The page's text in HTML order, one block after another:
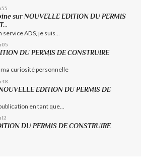
sur NOUVELLE EDITION DU PERMIS
ADS, je suis...
DU PERMIS DE CONSTRUIRE
curiosité personnelle
EDITION DU PERMIS DE
en tant que...
DU PERMIS DE CONSTRUIRE